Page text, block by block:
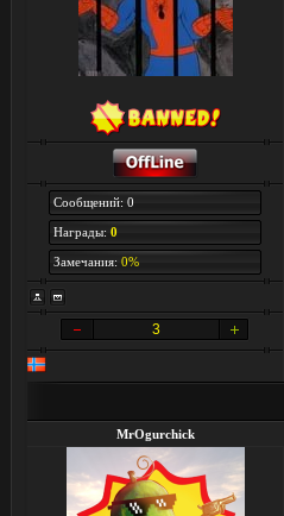
Сообщений: 0
Награды: 0
Замечания: 0%
3
MrOgurchick